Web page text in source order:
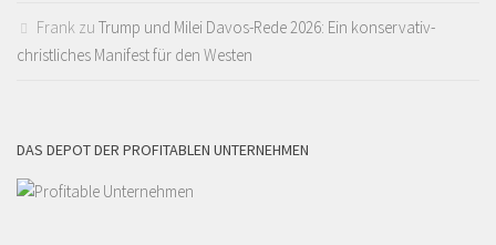
Frank zu Trump und Milei Davos-Rede 2026: Ein konservativ-
christliches Manifest für den Westen
DAS DEPOT DER PROFITABLEN UNTERNEHMEN